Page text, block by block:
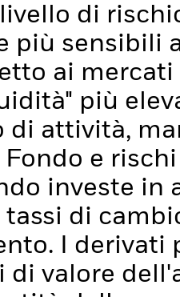
di
più sensibili
ai
più
di attività,
Fondo e
investe in
di
I
di valore